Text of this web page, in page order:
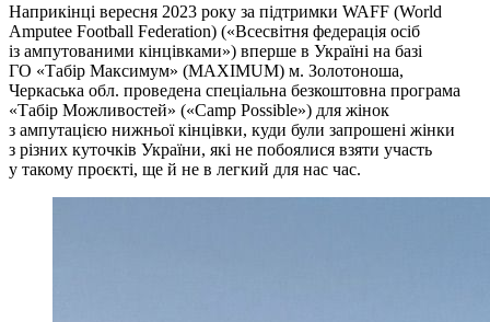
Наприкінці вересня 2023 року за підтримки WAFF (World
Amputee Football Federation) («Всесвітня федерація осіб
із ампутованими кінцівками») вперше в Україні на базі
ГО «Табір Максимум» (МAXIMUM) м. Золотоноша,
Черкаська обл. проведена спеціальна безкоштовна програма
«Табір Можливостей» («Camp Possible») для жінок
з ампутацією нижньої кінцівки, куди були запрошені жінки
з різних куточків України, які не побоялися взяти участь
у такому проєкті, ще й не в легкий для нас час.